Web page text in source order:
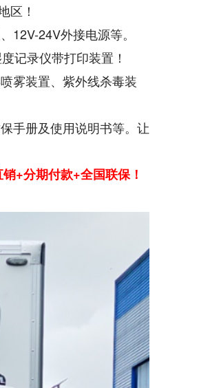
区！
12V-24V外接电源等。
记录仪带打印装置！
雾装置、紫外线杀毒装
手册及使用说明书等。让
+分期付款+全国联保！